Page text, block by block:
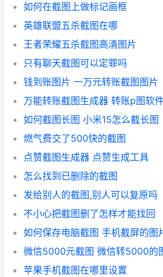
如何在截图上做标记画框
英雄联盟五杀截图在哪
王者荣耀五杀截图高清图片
只有聊天截图可以定罪吗
钱到账图片 一万元转账截图图片
万能转账截图生成器 转账p图软
如何截图长图 小米15怎么截长图
燃气费交了500快的截图
点赞截图生成器 点赞生成工具
怎么找到已删除的截图
发给别人的截图,别人可以复原吗
不小心把截图删了怎样才能找回
如何保存电脑截图 手机截屏的图
微信5000元截图 微信转5000的
苹果手机截图在哪里设置